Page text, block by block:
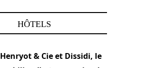
HÔTELS
Henryot & Cie et Dissidi, le